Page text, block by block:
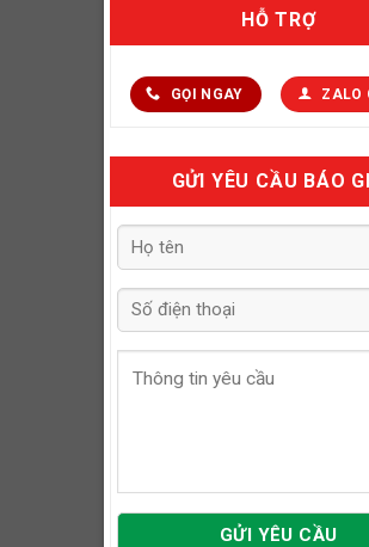
HỖ TRỢ
GỌI NGAY ZALO
GỬI YÊU CẦU BÁO